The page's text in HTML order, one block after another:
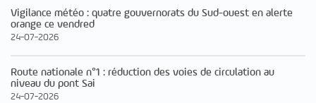
Vigilance météo : quatre gouvernorats du Sud-ouest en alerte
orange ce vendred
24-07-2026
Route nationale n°1 : réduction des voies de circulation au
niveau du pont Sai
24-07-2026